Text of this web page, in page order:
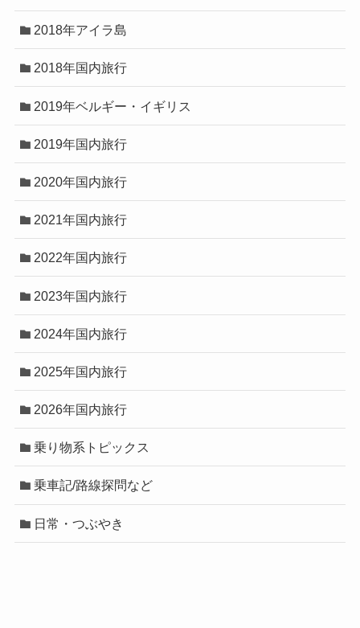
2018年アイラ島
2018年国内旅行
2019年ベルギー・イギリス
2019年国内旅行
2020年国内旅行
2021年国内旅行
2022年国内旅行
2023年国内旅行
2024年国内旅行
2025年国内旅行
2026年国内旅行
乗り物系トピックス
乗車記/路線探問など
日常・つぶやき